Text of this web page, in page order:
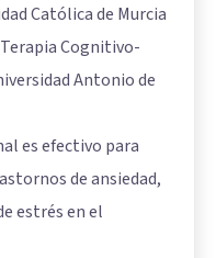
Católica de Murcia
Cognitivo-
Antonio de
es efectivo para
de ansiedad,
estrés en el